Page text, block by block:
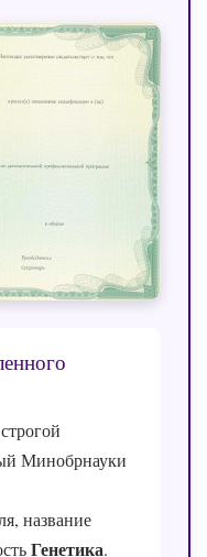
Минобрнауки
название
Генетика.